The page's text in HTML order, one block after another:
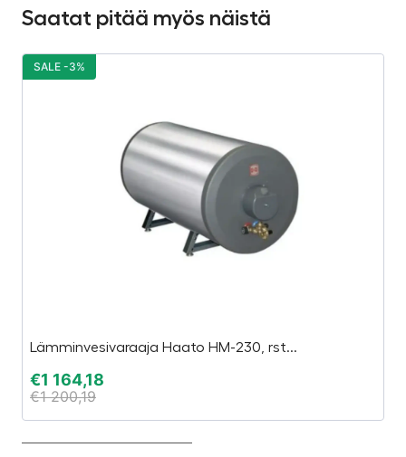
Saatat pitää myös näistä
Lämminvesivaraaja Haato HM-230, rst...
€1 164,18
€1 200,19
SALE -3%